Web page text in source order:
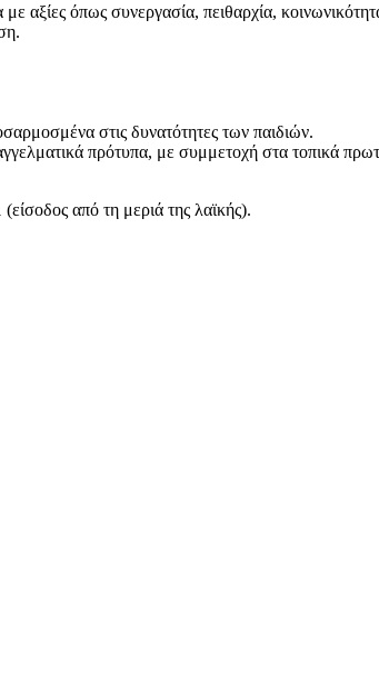
αξίες όπως συνεργασία, πειθαρχία,
στις δυνατότητες των παιδιών.
πρότυπα, με συμμετοχή στα τοπικά
από τη μεριά της λαϊκής).